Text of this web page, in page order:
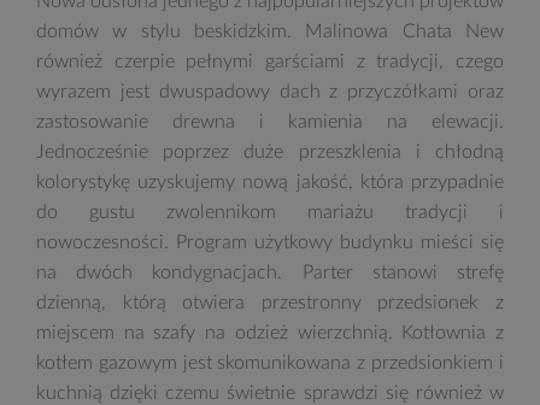
domów w stylu beskidzkim. Malinowa Chata New
również czerpie pełnymi garściami z tradycji, czego
wyrazem jest dwuspadowy dach z przyczółkami oraz
zastosowanie drewna i kamienia na elewacji.
Jednocześnie poprzez duże przeszklenia i chłodną
kolorystykę uzyskujemy nową jakość, która przypadnie
do gustu zwolennikom mariażu tradycji i
nowoczesności. Program użytkowy budynku mieści się
na dwóch kondygnacjach. Parter stanowi strefę
dzienną, którą otwiera przestronny przedsionek z
miejscem na szafy na odzież wierzchnią. Kotłownia z
kotłem gazowym jest skomunikowana z przedsionkiem i
kuchnią dzięki czemu świetnie sprawdzi się również w